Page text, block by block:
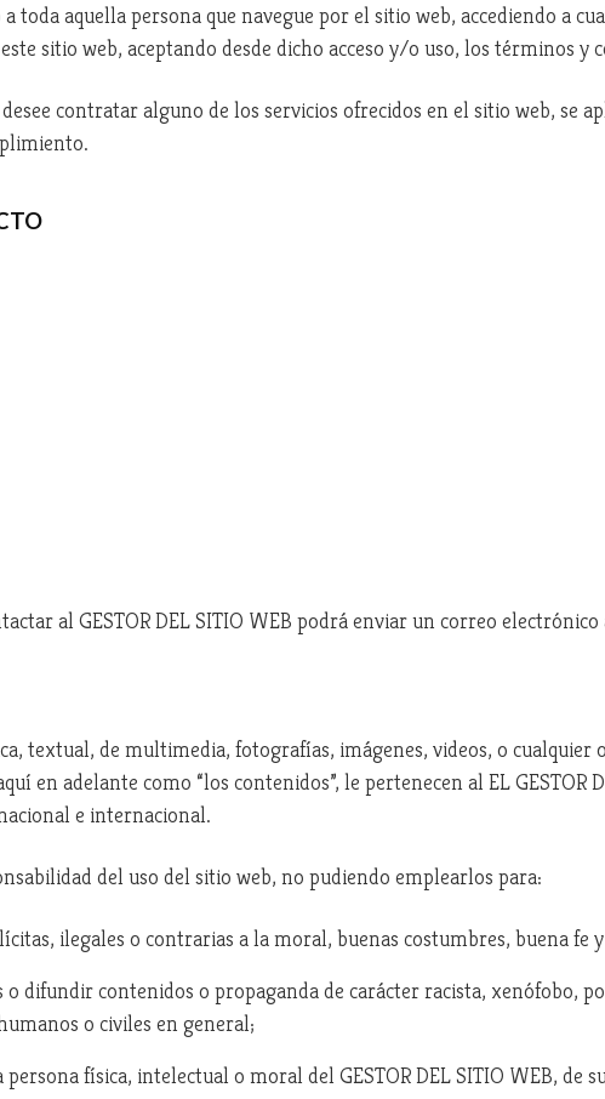
toda aquella persona que navegue por el sitio web, accediendo a
sitio web, aceptando desde dicho acceso y/o uso, los términos y
contratar alguno de los servicios ofrecidos en el sitio web, se
al GESTOR DEL SITIO WEB podrá enviar un correo
textual, de multimedia, fotografías, imágenes, videos, o
en adelante como “los contenidos”, le pertenecen al EL GESTOR
e internacional.
del uso del sitio web, no pudiendo emplearlos para:
ilegales o contrarias a la moral, buenas costumbres, buena fe
o difundir contenidos o propaganda de carácter racista, xenófobo,
o civiles en general;
física, intelectual o moral del GESTOR DEL SITIO WEB, de